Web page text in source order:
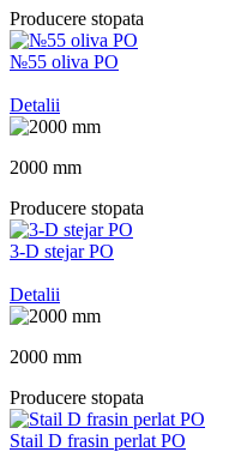
Producere stopata
№55 oliva PO
Detalii
2000 mm
Producere stopata
3-D stejar PO
Detalii
2000 mm
Producere stopata
Stail D frasin perlat PO